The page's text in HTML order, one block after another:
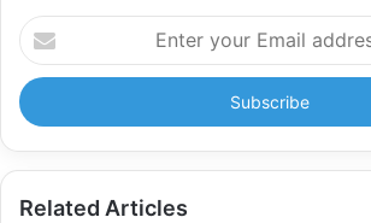
Enter
your
Email
address
Related Articles